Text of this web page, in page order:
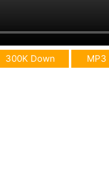
300K Down MP3